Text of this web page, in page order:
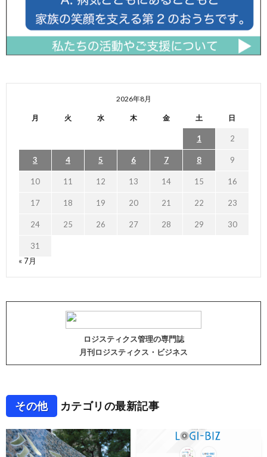
2026年8月
月 火 水 木 金 土 日
1 2
3 4 5 6 7 8 9
10 11 12 13 14 15 16
17 18 19 20 21 22 23
24 25 26 27 28 29 30
31
« 7月
ロジスティクス管理の専門誌
月刊ロジスティクス・ビジネス
その他 カテゴリの最新記事